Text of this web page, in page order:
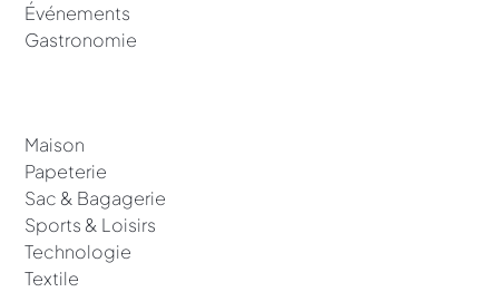
Événements
Gastronomie
Maison
Papeterie
Sac & Bagagerie
Sports & Loisirs
Technologie
Textile